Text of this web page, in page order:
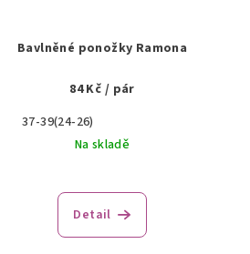
Bavlněné ponožky Ramona
84 Kč / pár
37-39(24-26)
Na skladě
Detail